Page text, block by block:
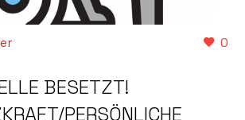
0
BESETZT!
PERSÖNLICHE